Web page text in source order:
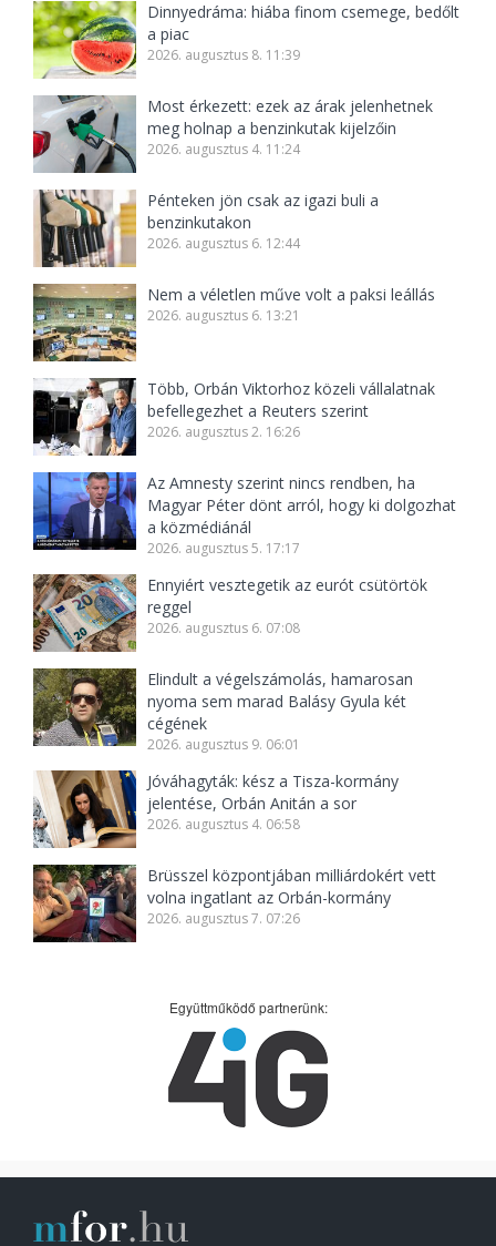
Dinnyedráma: hiába finom csemege, bedőlt
a piac
2026. augusztus 8. 11:39
Most érkezett: ezek az árak jelenhetnek
meg holnap a benzinkutak kijelzőin
2026. augusztus 4. 11:24
Pénteken jön csak az igazi buli a
benzinkutakon
2026. augusztus 6. 12:44
Nem a véletlen műve volt a paksi leállás
2026. augusztus 6. 13:21
Több, Orbán Viktorhoz közeli vállalatnak
befellegezhet a Reuters szerint
2026. augusztus 2. 16:26
Az Amnesty szerint nincs rendben, ha
Magyar Péter dönt arról, hogy ki dolgozhat
a közmédiánál
2026. augusztus 5. 17:17
Ennyiért vesztegetik az eurót csütörtök
reggel
2026. augusztus 6. 07:08
Elindult a végelszámolás, hamarosan
nyoma sem marad Balásy Gyula két
cégének
2026. augusztus 9. 06:01
Jóváhagyták: kész a Tisza-kormány
jelentése, Orbán Anitán a sor
2026. augusztus 4. 06:58
Brüsszel központjában milliárdokért vett
volna ingatlant az Orbán-kormány
2026. augusztus 7. 07:26
Együttműködő partnerünk: